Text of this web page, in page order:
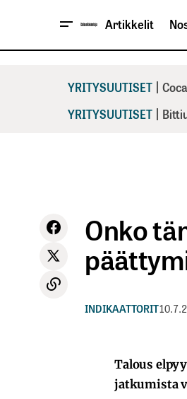
Artikkelit
YRITYSUUTISET |
YRITYSUUTISET |
Onko
INDIKAATTORIT
Talous
jatkumista